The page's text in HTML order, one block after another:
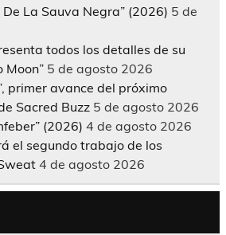
De La Sauva Negra” (2026) 5 de
todos los detalles de su
Moon” 5 de agosto 2026
primer avance del próximo
Sacred Buzz 5 de agosto 2026
(2026) 4 de agosto 2026
el segundo trabajo de los
4 de agosto 2026